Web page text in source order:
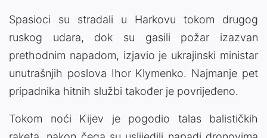
Spasioci su stradali u Harkovu tokom drugog
ruskog udara, dok su gasili požar izazvan
prethodnim napadom, izjavio je ukrajinski ministar
unutrašnjih poslova Ihor Klymenko. Najmanje pet
pripadnika hitnih službi također je povrijeđeno.
Tokom noći Kijev je pogodio talas balističkih